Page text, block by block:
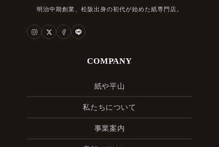
明治中期創業、松阪出身の初代が始めた紙専門店。
COMPANY
紙や平山
私たちについて
事業案内